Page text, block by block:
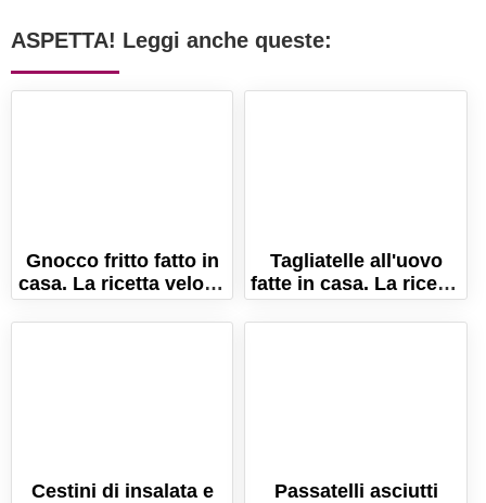
ASPETTA! Leggi anche queste:
Gnocco fritto fatto in
casa. La ricetta veloce
per uno gnocco
perfetto!
Tagliatelle all'uovo
fatte in casa. La ricetta
della pasta fresca!
Cestini di insalata e Passatelli asciutti